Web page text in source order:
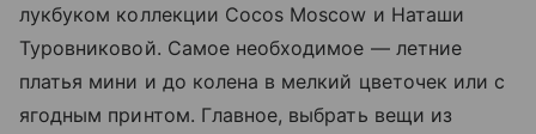
лукбуком коллекции Cocos Moscow и Наташи
Туровниковой. Самое необходимое — летние
платья мини и до колена в мелкий цветочек или с
ягодным принтом. Главное, выбрать вещи из